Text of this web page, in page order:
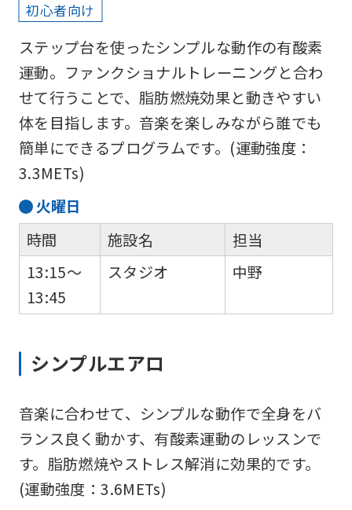
初心者向け
ステップ台を使ったシンプルな動作の有酸素
運動。ファンクショナルトレーニングと合わ
せて行うことで、脂肪燃焼効果と動きやすい
体を目指します。音楽を楽しみながら誰でも
簡単にできるプログラムです。(運動強度：
3.3METs)
火曜日
時間
13:15～
13:45
施設名
スタジオ
担当
中野
シンプルエアロ
音楽に合わせて、シンプルな動作で全身をバ
ランス良く動かす、有酸素運動のレッスンで
す。脂肪燃焼やストレス解消に効果的です。
(運動強度：3.6METs)